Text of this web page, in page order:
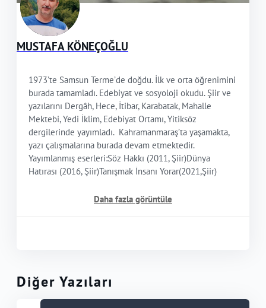
MUSTAFA KÖNEÇOĞLU
1973’te Samsun Terme’de doğdu. İlk ve orta öğrenimini
burada tamamladı. Edebiyat ve sosyoloji okudu. Şiir ve
yazılarını Dergâh, Hece, İtibar, Karabatak, Mahalle
Mektebi, Yedi İklim, Edebiyat Ortamı, Yitiksöz
dergilerinde yayımladı. Kahramanmaraş’ta yaşamakta,
yazı çalışmalarına burada devam etmektedir.
Yayımlanmış eserleri:Söz Hakkı (2011, Şiir)Dünya
Hatırası (2016, Şiir)Tanışmak İnsanı Yorar(2021,Şiir)
Daha fazla görüntüle
Diğer Yazıları